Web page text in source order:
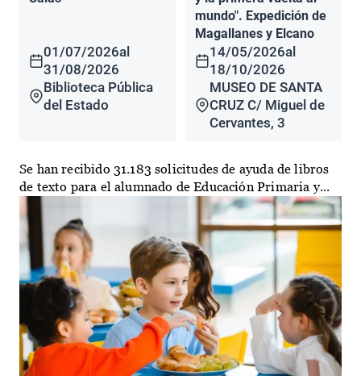
01/07/2026al
31/08/2026
Biblioteca Pública
del Estado
mundo". Expedición de
Magallanes y Elcano
14/05/2026al
18/10/2026
MUSEO DE SANTA
CRUZ C/ Miguel de
Cervantes, 3
Se han recibido 31.183 solicitudes de ayuda de libros
de texto para el alumnado de Educación Primaria y...